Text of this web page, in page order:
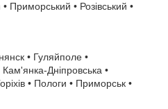
Приморський • Розівський •
• Гуляйполе •
Дніпровська •
• Пологи • Приморськ •